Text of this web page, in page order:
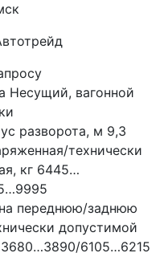
Несущий, вагонной
разворота, м 9,3
технически
кг 6445…
переднюю/заднюю
допустимой
6105…6215